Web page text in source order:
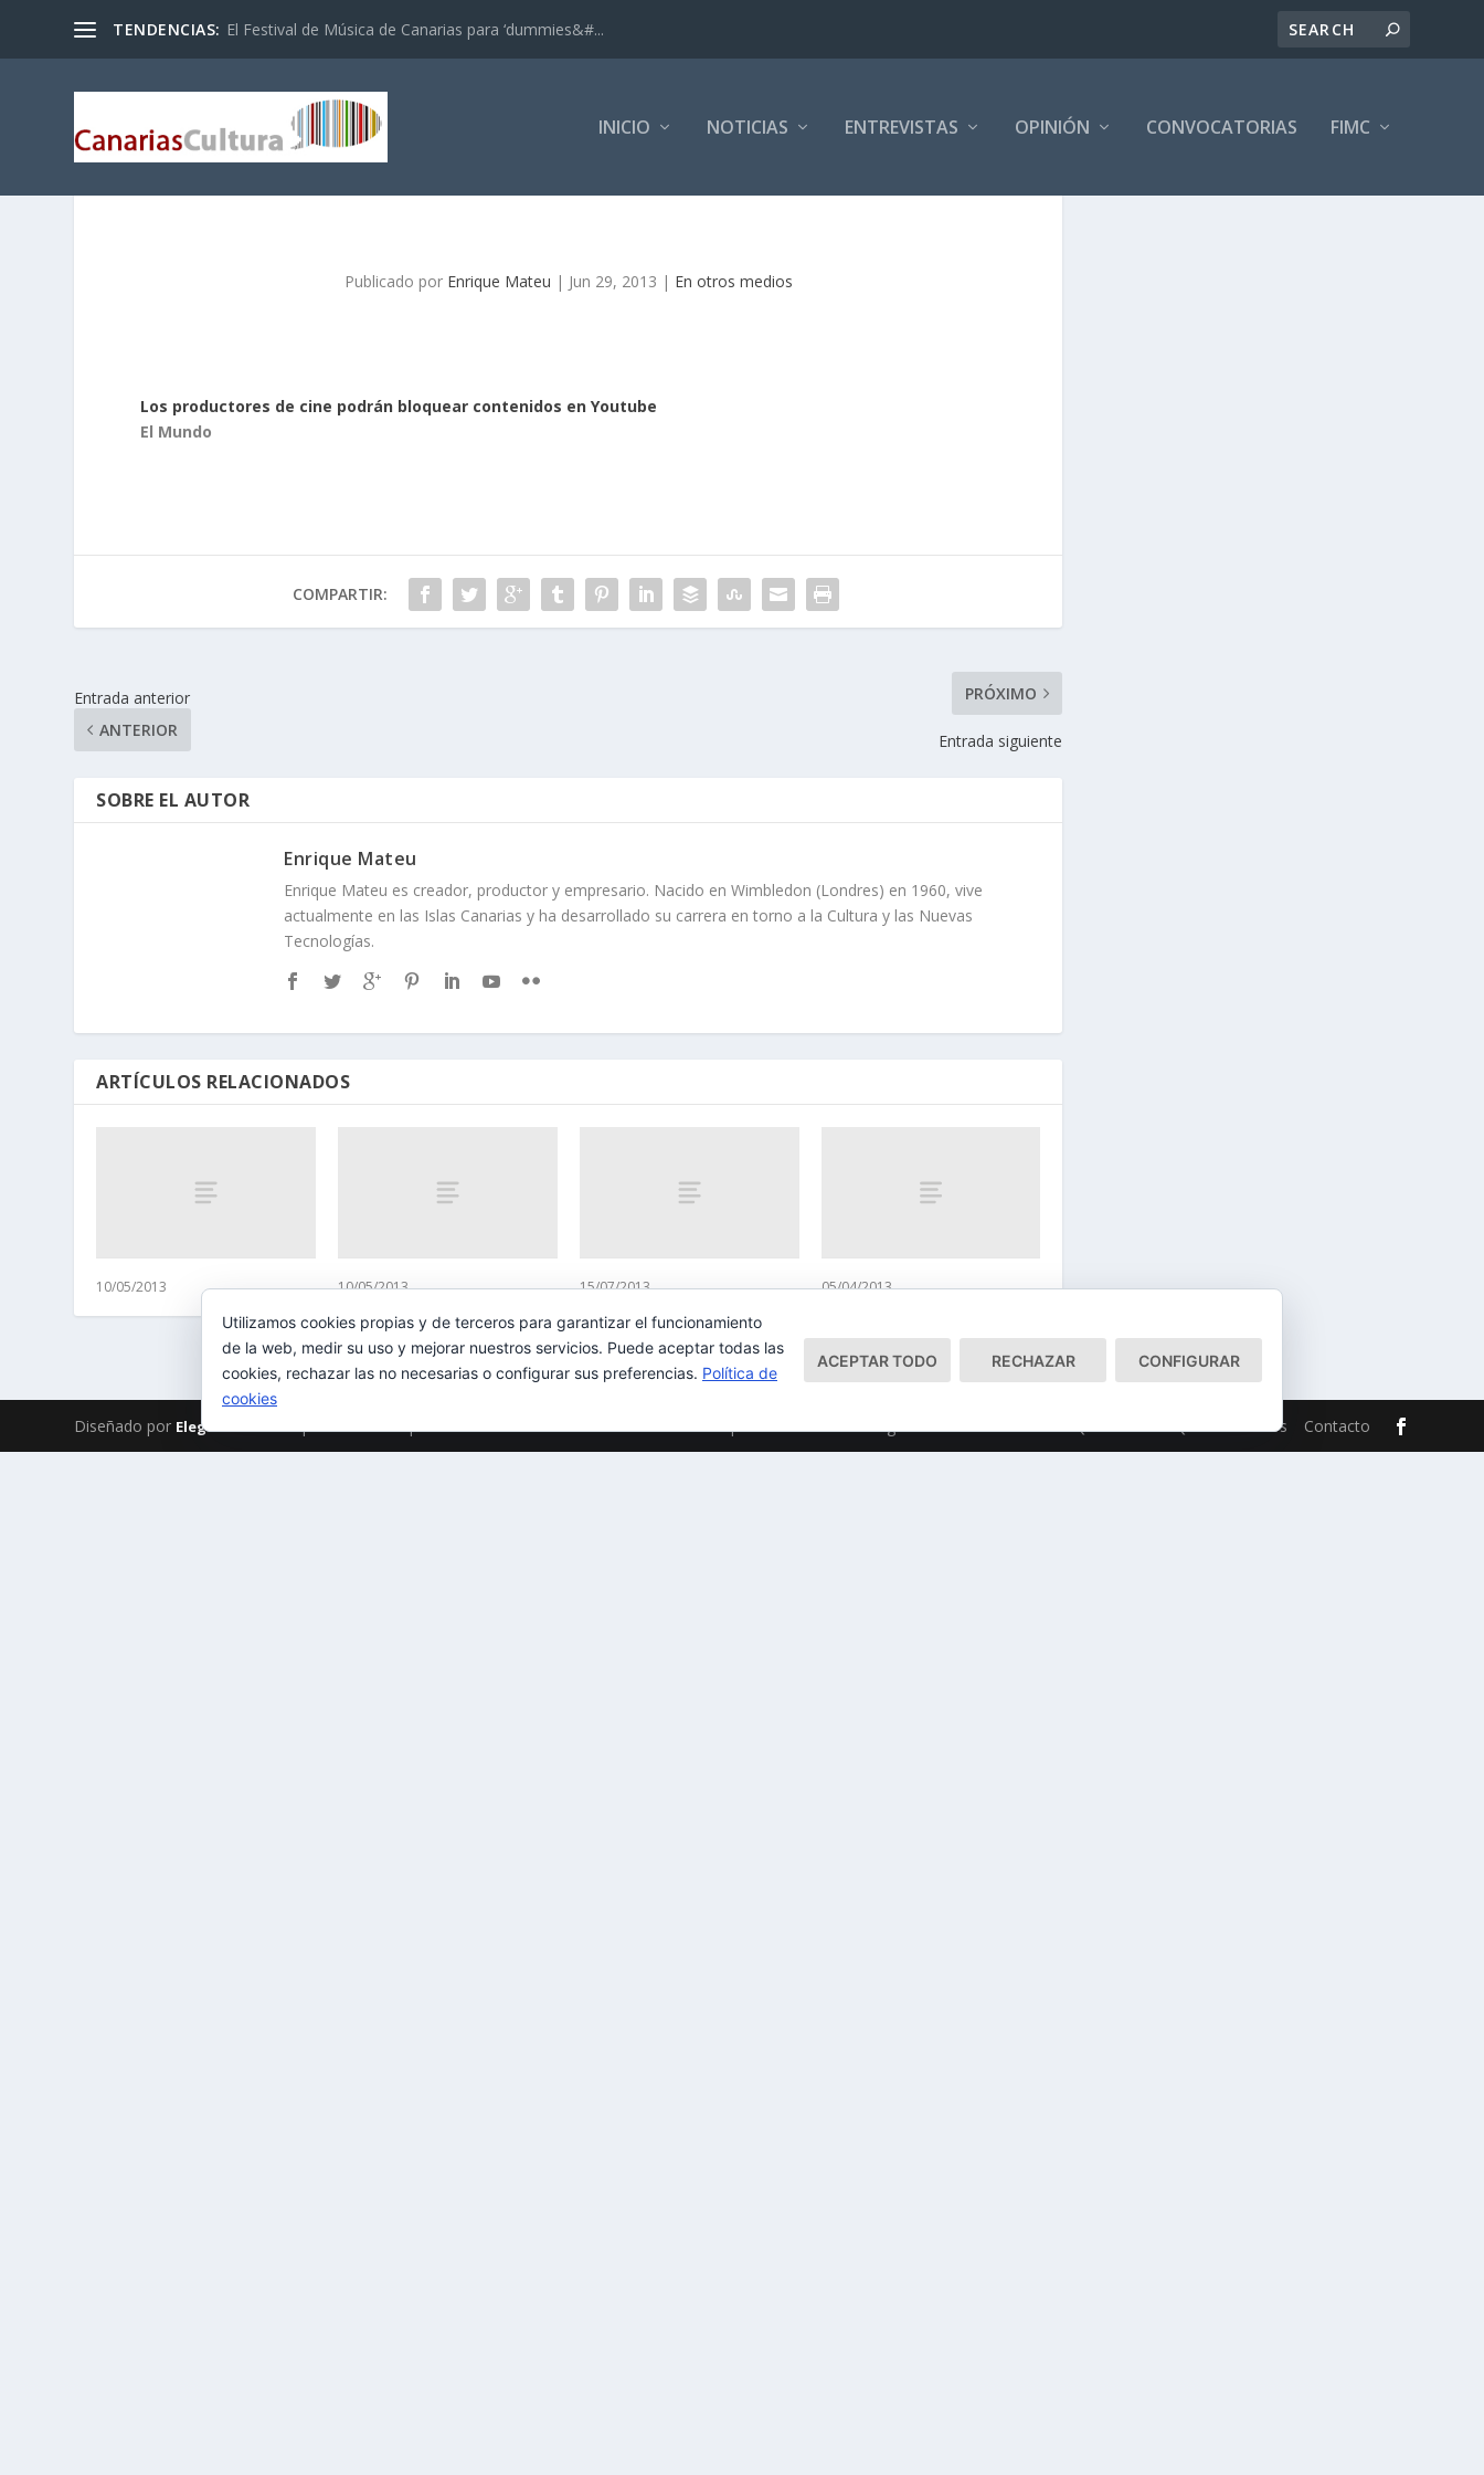
TENDENCIAS: El Festival de Música de Canarias para ‘dummies&#...
INICIO NOTICIAS ENTREVISTAS OPINIÓN CONVOCATORIAS FIMC
Publicado por Enrique Mateu | Jun 29, 2013 | En otros medios
Los productores de cine podrán bloquear contenidos en Youtube
El Mundo
COMPARTIR:
Entrada anterior
ANTERIOR
PRÓXIMO
Entrada siguiente
SOBRE EL AUTOR
Enrique Mateu
Enrique Mateu es creador, productor y empresario. Nacido en Wimbledon (Londres) en 1960, vive
actualmente en las Islas Canarias y ha desarrollado su carrera en torno a la Cultura y las Nuevas
Tecnologías.
ARTÍCULOS RELACIONADOS
10/05/2013 10/05/2013 15/07/2013 05/04/2013
Diseñado por Elegant Themes Quiénes somos Contacto
Utilizamos cookies propias y de terceros para garantizar el funcionamiento
de la web, medir su uso y mejorar nuestros servicios. Puede aceptar todas las
cookies, rechazar las no necesarias o configurar sus preferencias. Política de
cookies
ACEPTAR TODO RECHAZAR CONFIGURAR